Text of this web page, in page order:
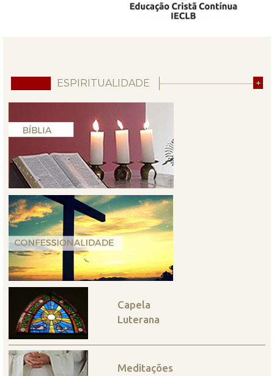
ESPIRITUALIDADE +
Capela
Luterana
Meditações